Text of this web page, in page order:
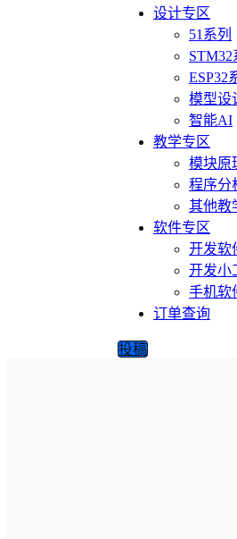
设计专区
51系列
STM32
ESP32
模型设
智能AI
教学专区
模块原
程序分
其他教
软件专区
开发软
开发小
手机软
订单查询
投稿